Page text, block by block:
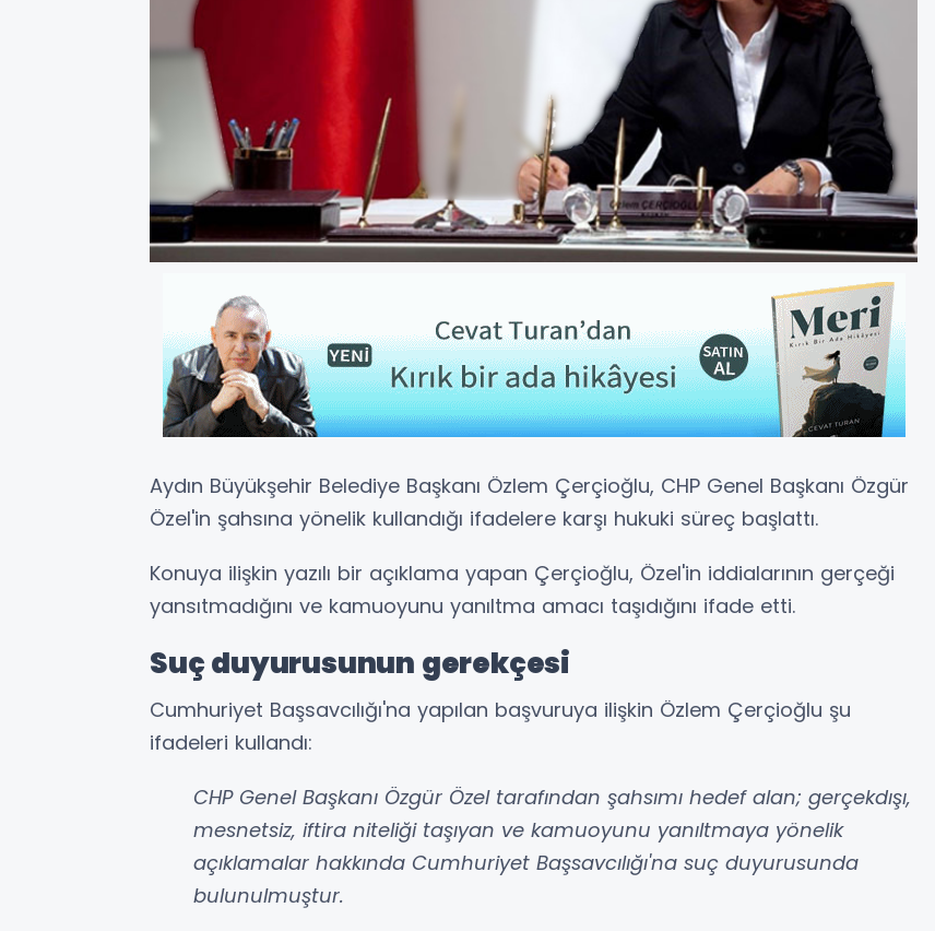
Aydın Büyükşehir Belediye Başkanı Özlem Çerçioğlu, CHP Genel Başkanı Özgür
Özel'in şahsına yönelik kullandığı ifadelere karşı hukuki süreç başlattı.
Konuya ilişkin yazılı bir açıklama yapan Çerçioğlu, Özel'in iddialarının gerçeği
yansıtmadığını ve kamuoyunu yanıltma amacı taşıdığını ifade etti.
Suç duyurusunun gerekçesi
Cumhuriyet Başsavcılığı'na yapılan başvuruya ilişkin Özlem Çerçioğlu şu
ifadeleri kullandı:
CHP Genel Başkanı Özgür Özel tarafından şahsımı hedef alan; gerçekdışı,
mesnetsiz, iftira niteliği taşıyan ve kamuoyunu yanıltmaya yönelik
açıklamalar hakkında Cumhuriyet Başsavcılığı'na suç duyurusunda
bulunulmuştur.